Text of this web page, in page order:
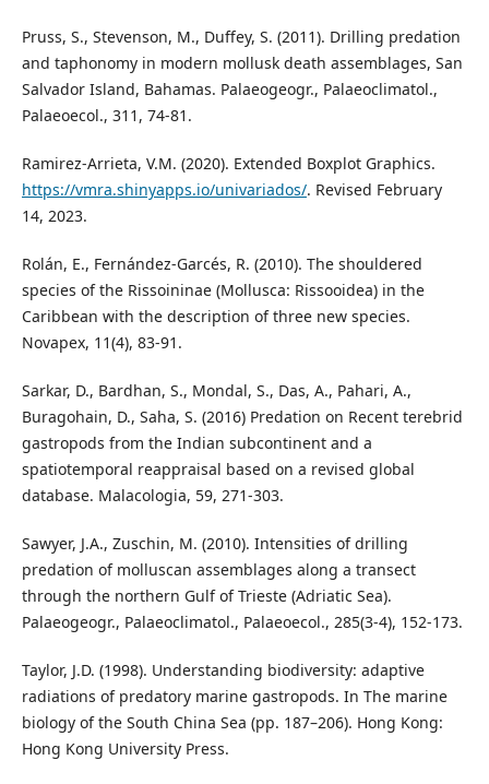
Pruss, S., Stevenson, M., Duffey, S. (2011). Drilling predation
and taphonomy in modern mollusk death assemblages, San
Salvador Island, Bahamas. Palaeogeogr., Palaeoclimatol.,
Palaeoecol., 311, 74-81.
Ramirez-Arrieta, V.M. (2020). Extended Boxplot Graphics.
https://vmra.shinyapps.io/univariados/. Revised February
14, 2023.
Rolán, E., Fernández-Garcés, R. (2010). The shouldered
species of the Rissoininae (Mollusca: Rissooidea) in the
Caribbean with the description of three new species.
Novapex, 11(4), 83-91.
Sarkar, D., Bardhan, S., Mondal, S., Das, A., Pahari, A.,
Buragohain, D., Saha, S. (2016) Predation on Recent terebrid
gastropods from the Indian subcontinent and a
spatiotemporal reappraisal based on a revised global
database. Malacologia, 59, 271-303.
Sawyer, J.A., Zuschin, M. (2010). Intensities of drilling
predation of molluscan assemblages along a transect
through the northern Gulf of Trieste (Adriatic Sea).
Palaeogeogr., Palaeoclimatol., Palaeoecol., 285(3-4), 152-173.
Taylor, J.D. (1998). Understanding biodiversity: adaptive
radiations of predatory marine gastropods. In The marine
biology of the South China Sea (pp. 187–206). Hong Kong:
Hong Kong University Press.